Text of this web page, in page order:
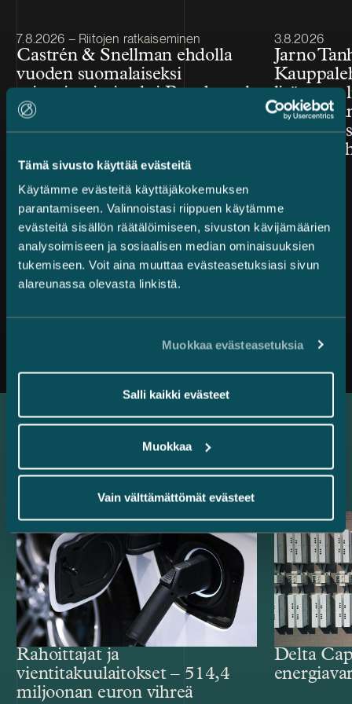
Tämä sivusto käyttää evästeitä
Käytämme evästeitä käyttäjäkokemuksen
parantamiseen. Valinnoistasi riippuen käytämme
evästeitä sisällön räätälöimiseen, sivuston kävijämäärien
analysoimiseen ja sosiaalisen median ominaisuuksien
tukemiseen. Voit aina muuttaa evästeasetuksiasi sivun
alareunassa olevasta linkistä.
Muokkaa evästeasetuksia
Salli kaikki evästeet
Muokkaa
Vain välttämättömät evästeet
Julkaistu
7.8.2026 – Riitojen ratkaiseminen
Castrén & Snellman ehdolla
vuoden suomalaiseksi
asianajotoimistoksi Benchmark
Litigation Europe Awards
2026 -kilpailussa
Julkaistu
3.8.2026
Jarno
lisäarvon
mukana
Uusimmat referenssit
Rahoittajat ja
vientitakuulaitokset – 514,4
miljoonan euron vihreä
Delta